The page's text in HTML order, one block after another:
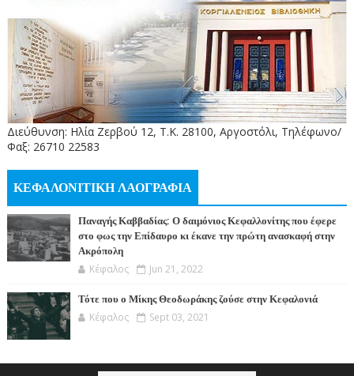
Διεύθυνση: Ηλία Ζερβού 12, Τ.Κ. 28100, Αργοστόλι, Τηλέφωνο/
Φαξ: 26710 22583
ΚΕΦΑΛΟΝΙΤΙΚΗ ΛΑΟΓΡΑΦΙΑ
Παναγής Καββαδίας: Ο δαιμόνιος Κεφαλλονίτης που έφερε
στο φως την Επίδαυρο κι έκανε την πρώτη ανασκαφή στην
Ακρόπολη
Κέφαλος Jun 21, 2022
Τότε που ο Μίκης Θεοδωράκης ζούσε στην Κεφαλονιά
Κέφαλος Sept 03, 2021